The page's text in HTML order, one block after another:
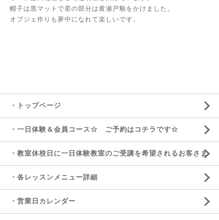
帽子は黒マットで星の部分は黄瀬戸釉をかけました。
オブジェ作りも夢中になれて楽しいです。
・トップページ
・一日体験＆会員コース☆ ご予約はコチラです☆
・教室休校日に一日体験教室のご受講を希望されるお客さま
・各レッスンメニュー詳細
・営業日カレンダー